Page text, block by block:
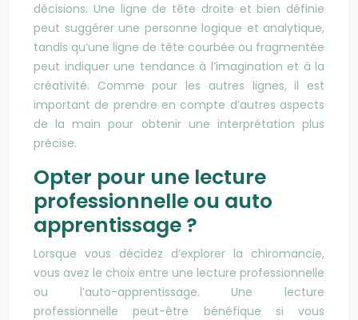
décisions. Une ligne de tête droite et bien définie
peut suggérer une personne logique et analytique,
tandis qu’une ligne de tête courbée ou fragmentée
peut indiquer une tendance à l’imagination et à la
créativité. Comme pour les autres lignes, il est
important de prendre en compte d’autres aspects
de la main pour obtenir une interprétation plus
précise.
Opter pour une lecture
professionnelle ou auto
apprentissage ?
Lorsque vous décidez d’explorer la chiromancie,
vous avez le choix entre une lecture professionnelle
ou l’auto-apprentissage. Une lecture
professionnelle peut-être bénéfique si vous